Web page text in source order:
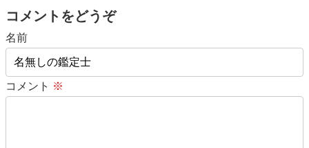
コメントをどうぞ
名前
コメント ※